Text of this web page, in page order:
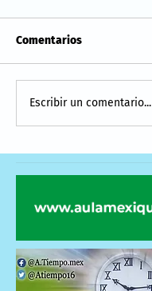
Comentarios
Escribir un comentario...